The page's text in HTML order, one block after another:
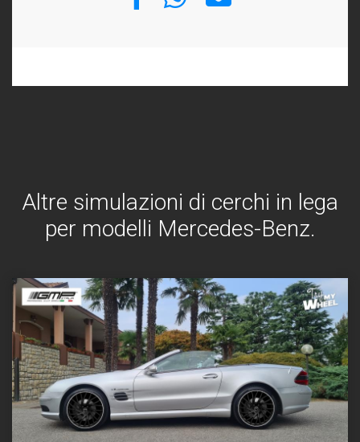
Altre simulazioni di cerchi in lega
per modelli Mercedes-Benz.